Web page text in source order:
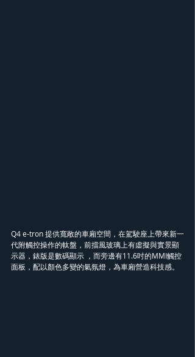
Q4 e-tron 提供寬敞的車廂空間，在駕駛座上帶來新一
代附觸控操作的軚盤，前擋風玻璃上有虛擬與實景顯
示器，錶版是數碼顯示 ，而旁邊有11.6吋的MMI觸控
面板，配以顏色多變的氣氛燈，為車廂營造科技感。